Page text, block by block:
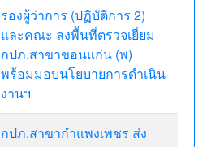
รองผู้ว่าการ (ปฏิบัติการ 2)
และคณะ ลงพื้นที่ตรวจเยี่ยม
กปภ.สาขาขอนแก่น (พ)
พร้อมมอบนโยบายการดำเนิน
งานฯ
กปภ.สาขากำแพงเพชร ส่ง